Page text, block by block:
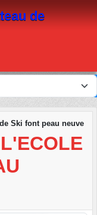
de
Ski font peau neuve